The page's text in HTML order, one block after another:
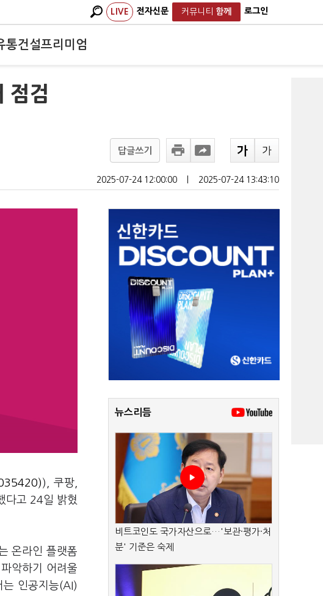
LIVE 전자신문 커뮤니티 함께 로그인
통건설프리미엄
점검
답글쓰기
2025-07-24 12:00:00 2025-07-24 13:43:10
), 쿠팡,
다고 24일 밝혔
온라인 플랫폼
악하기 어려울
인공지능(AI)
뉴스리듬
비트코인도 국가자산으로…'보관·평가·처
분' 기준은 숙제